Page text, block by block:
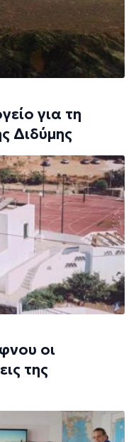
για τη
Διδύμης
οι
της